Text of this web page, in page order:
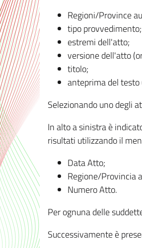
Regioni/Province
tipo provvedimento;
estremi dell'atto;
versione dell'atto
titolo;
anteprima del testo
Selezionando uno degli
In alto a sinistra è
risultati utilizzando il
Data Atto;
Regione/Provincia
Numero Atto.
Per ognuna delle
Successivamente è